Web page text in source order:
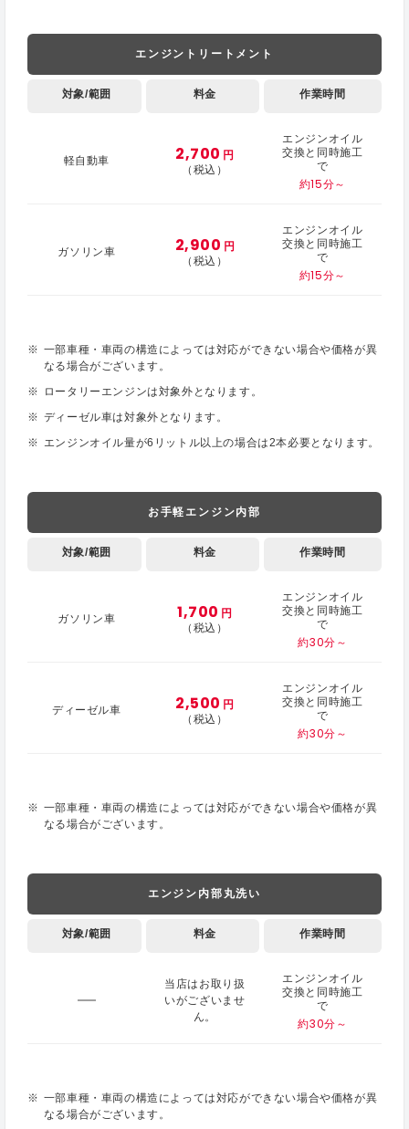
エンジントリートメント
対象/範囲 料金 作業時間
軽自動車 2,700 円
（税込）
エンジンオイル
交換と同時施工
で
約15分～
ガソリン車 2,900 円
（税込）
エンジンオイル
交換と同時施工
で
約15分～
一部車種・車両の構造によっては対応ができない場合や価格が異
なる場合がございます。
ロータリーエンジンは対象外となります。
ディーゼル車は対象外となります。
エンジンオイル量が6リットル以上の場合は2本必要となります。
お手軽エンジン内部
対象/範囲 料金 作業時間
ガソリン車 1,700 円
（税込）
エンジンオイル
交換と同時施工
で
約30分～
ディーゼル車 2,500 円
（税込）
エンジンオイル
交換と同時施工
で
約30分～
一部車種・車両の構造によっては対応ができない場合や価格が異
なる場合がございます。
エンジン内部丸洗い
対象/範囲 料金 作業時間
当店はお取り扱
いがございませ
ん。
エンジンオイル
交換と同時施工
で
約30分～
一部車種・車両の構造によっては対応ができない場合や価格が異
なる場合がございます。